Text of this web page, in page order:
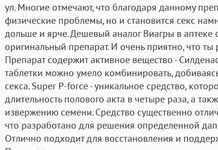
ул. Многие отмечают, что благодаря данному
физические проблемы, но и становится секс
дольше и ярче. Дешевый аналог Виагры в аптеке
оригинальный препарат. И очень приятно, что
Препарат содержит активное вещество -
таблетки можно умело комбинировать,
секса. Super P-force - уникальное средство,
длительность полового акта в четыре раза, а
извержению семени. Средство существенно
что разработано для решения определенной
Отлично подходит для восстановления и